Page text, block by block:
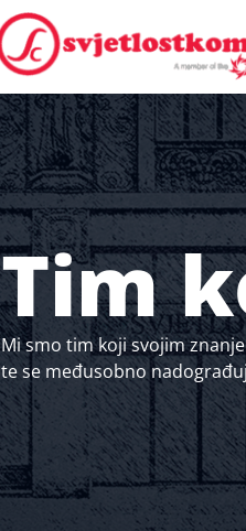
Tim
Mi smo tim koji svojim
te se međusobno